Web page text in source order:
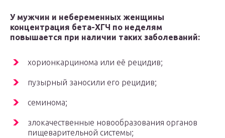
У мужчин и небеременных женщины
концентрация бета-ХГЧ по неделям
повышается при наличии таких заболеваний:
хорионкарцинома или её рецидив;
пузырный заносили его рецидив;
семинома;
злокачественные новообразования органов
пищеварительной системы;